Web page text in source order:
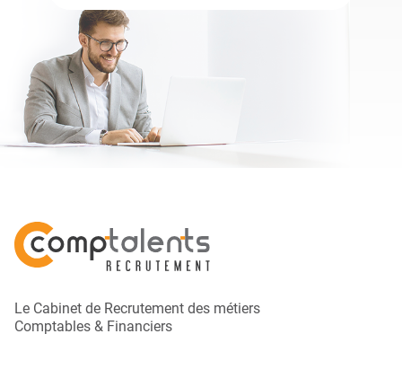
Le Cabinet de Recrutement des métiers
Comptables & Financiers